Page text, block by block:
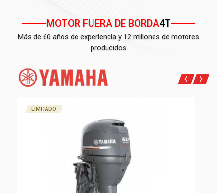
MOTOR FUERA DE BORDA4T
Más de 60 años de experiencia y 12 millones de motores
producidos
LIMITADO